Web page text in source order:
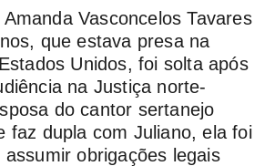
Vasconcelos Tavares
que estava presa na
Unidos, foi solta após
na Justiça norte-
do cantor sertanejo
faz dupla com Juliano, ela foi
assumir obrigações legais